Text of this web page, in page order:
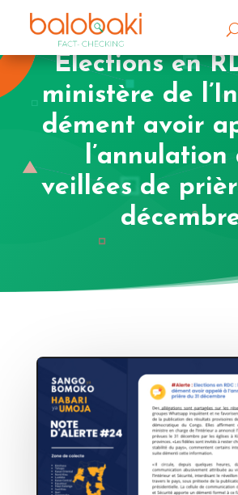
Elections en
ministère de
dément avoir
l’annulation
veillées de